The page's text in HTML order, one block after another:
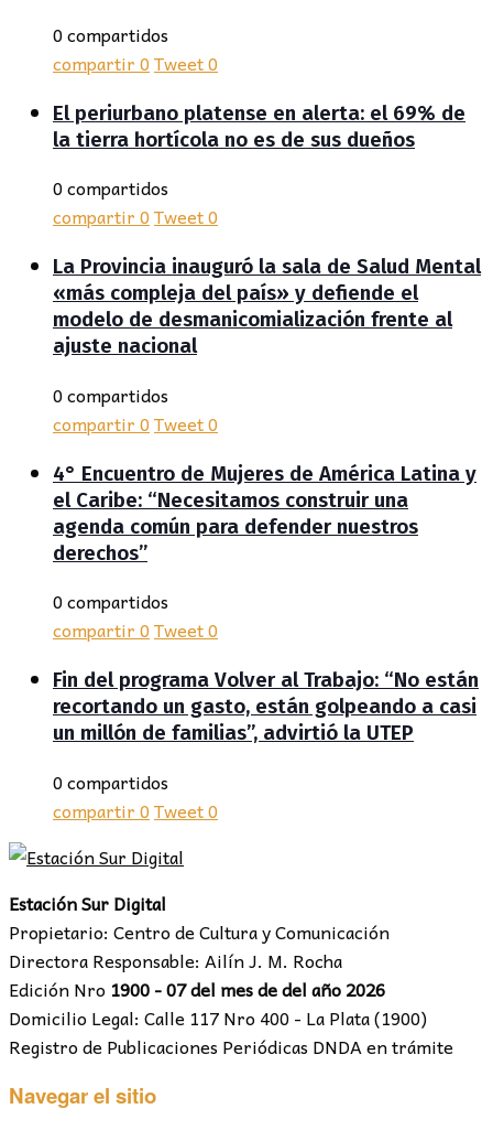
0 compartidos
compartir0Tweet0
El periurbano platense en alerta: el 69% de
la tierra hortícola no es de sus dueños
0 compartidos
compartir0Tweet0
La Provincia inauguró la sala de Salud Mental
«más compleja del país» y defiende el
modelo de desmanicomialización frente al
ajuste nacional
0 compartidos
compartir0Tweet0
4° Encuentro de Mujeres de América Latina y
el Caribe: “Necesitamos construir una
agenda común para defender nuestros
derechos”
0 compartidos
compartir0Tweet0
Fin del programa Volver al Trabajo: “No están
recortando un gasto, están golpeando a casi
un millón de familias”, advirtió la UTEP
0 compartidos
compartir0Tweet0
Estación Sur Digital
Propietario: Centro de Cultura y Comunicación
Directora Responsable: Ailín J. M. Rocha
Edición Nro 1900 - 07 del mes de del año 2026
Domicilio Legal: Calle 117 Nro 400 - La Plata (1900)
Registro de Publicaciones Periódicas DNDA en trámite
Navegar el sitio